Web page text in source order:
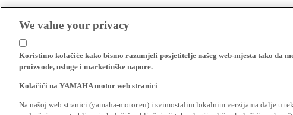
We value your privacy
Koristimo kolačiće kako bismo razumjeli posjetitelje našeg web-mjesta tako da
proizvode, usluge i marketinške napore.
Kolačići na YAMAHA motor web stranici
Na našoj web stranici (yamaha-motor.eu) i svimostalim lokalnim verzijama dalje u